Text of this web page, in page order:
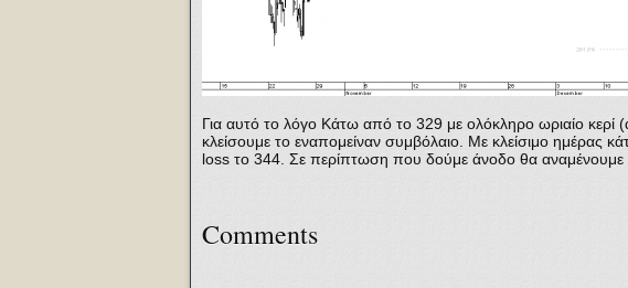
Για αυτό το λόγο Κάτω από το 329 με ολόκληρο ωριαίο
κλείσουμε το εναπομείναν συμβόλαιο. Με κλείσιμο ημέρας
loss το 344. Σε περίπτωση που δούμε άνοδο θα αναμένουμε
Comments